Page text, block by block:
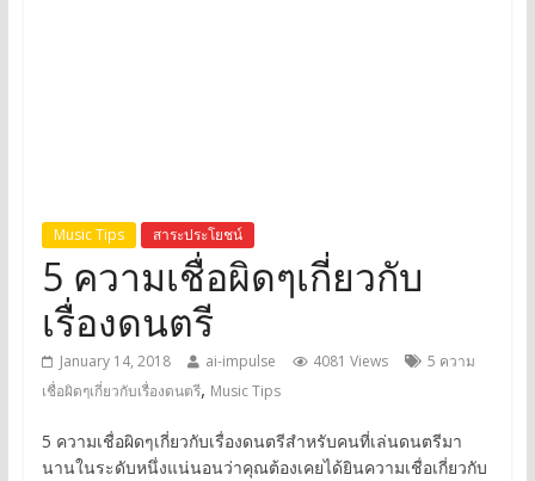
Music Tips สาระประโยชน์
5 ความเชื่อผิดๆเกี่ยวกับ
เรื่องดนตรี
January 14, 2018 ai-impulse 4081 Views
5 ความ
เชื่อผิดๆเกี่ยวกับเรื่องดนตรี, Music Tips
5 ความเชื่อผิดๆเกี่ยวกับเรื่องดนตรีสำหรับคนที่เล่นดนตรีมา
นานในระดับหนึ่งแน่นอนว่าคุณต้องเคยได้ยินความเชื่อเกี่ยวกับ